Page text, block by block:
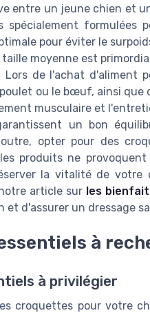
entre un jeune chien et
spécialement formulées
pour éviter le
moyenne est
de l'achat d'aliment
ou le bœuf, ainsi
musculaire et
un bon
outre, opter pour des
produits ne
la vitalité de
article sur les
et d'assurer un dressage
à
à privilégier
croquettes pour votre